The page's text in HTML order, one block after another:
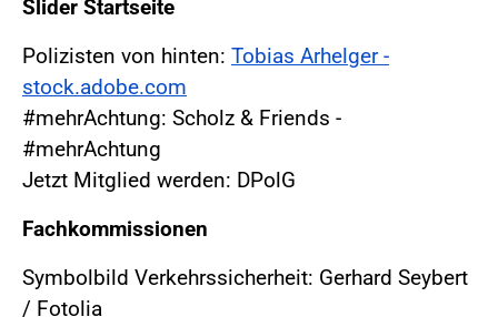
Slider Startseite
Polizisten von hinten: Tobias Arhelger -
stock.adobe.com
#mehrAchtung: Scholz & Friends -
#mehrAchtung
Jetzt Mitglied werden: DPolG
Fachkommissionen
Symbolbild Verkehrssicherheit: Gerhard Seybert
/ Fotolia